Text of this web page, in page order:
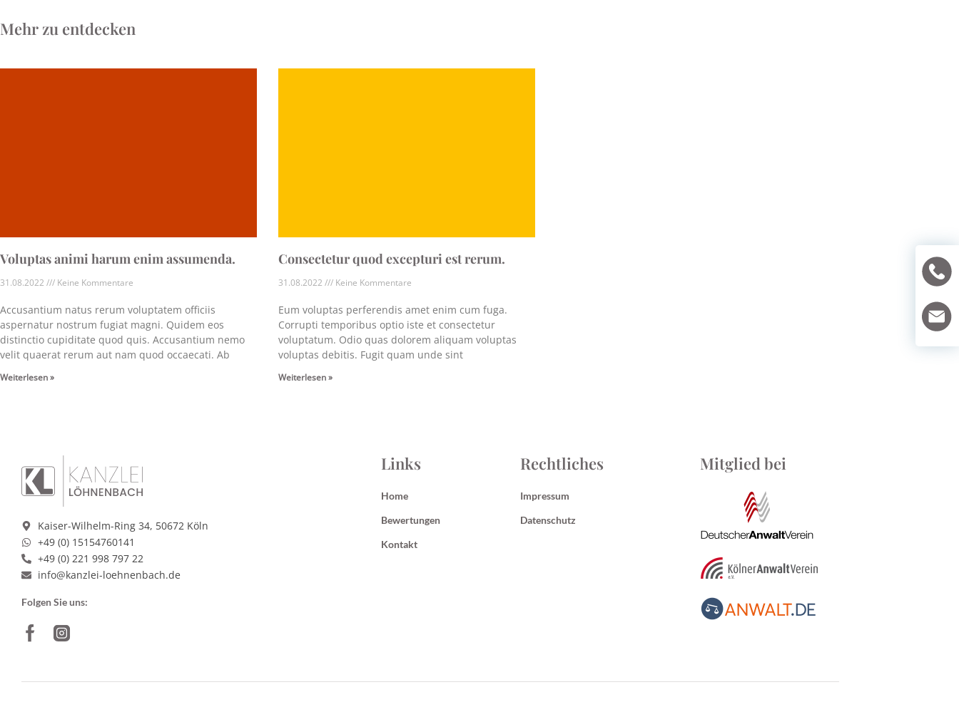
Mehr zu entdecken
Voluptas animi harum enim assumenda.
31.08.2022 Keine Kommentare
Accusantium natus rerum voluptatem officiis
aspernatur nostrum fugiat magni. Quidem eos
distinctio cupiditate quod quis. Accusantium nemo
velit quaerat rerum aut nam quod occaecati. Ab
Weiterlesen »
Consectetur quod excepturi est rerum.
31.08.2022 Keine Kommentare
Eum voluptas perferendis amet enim cum fuga.
Corrupti temporibus optio iste et consectetur
voluptatum. Odio quas dolorem aliquam voluptas
voluptas debitis. Fugit quam unde sint
Weiterlesen »
Kaiser-Wilhelm-Ring 34, 50672 Köln
+49 (0) 15154760141
+49 (0) 221 998 797 22
info@kanzlei-loehnenbach.de
Folgen Sie uns:
Links
Home
Bewertungen
Kontakt
Rechtliches
Impressum
Datenschutz
Mitglied bei